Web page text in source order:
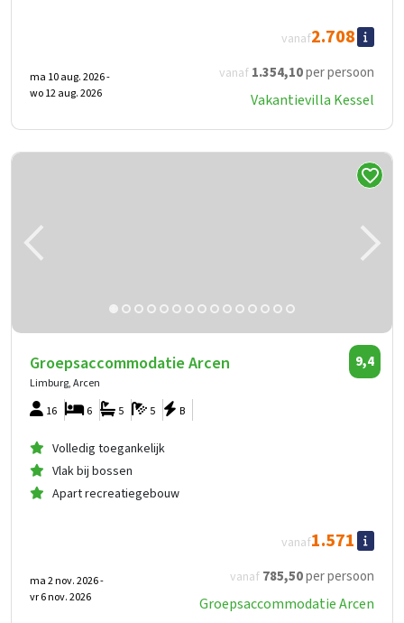
vanaf 1.354,10per persoon
vanaf2.708
ma 10 aug. 2026 -
wo 12 aug. 2026
Vakantievilla Kessel
Groepsaccommodatie Arcen
Limburg, Arcen
9,4
16 5
5 B
6
Volledig toegankelijk
Vlak bij bossen
Apart recreatiegebouw
vanaf 785,50per persoon
vanaf1.571
ma 2 nov. 2026 -
vr 6 nov. 2026
Groepsaccommodatie Arcen